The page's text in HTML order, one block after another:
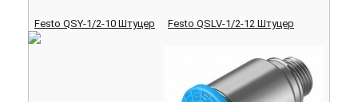
Festo QSY-1/2-10 Штуцер Festo QSLV-1/2-12 Штуцер